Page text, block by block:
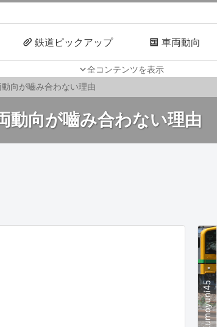
全コンテンツを表示
鉄道ピックアップ 車両動向
路線探訪 ルール
向が嚙み合わない理由
動向が嚙み合わない理由